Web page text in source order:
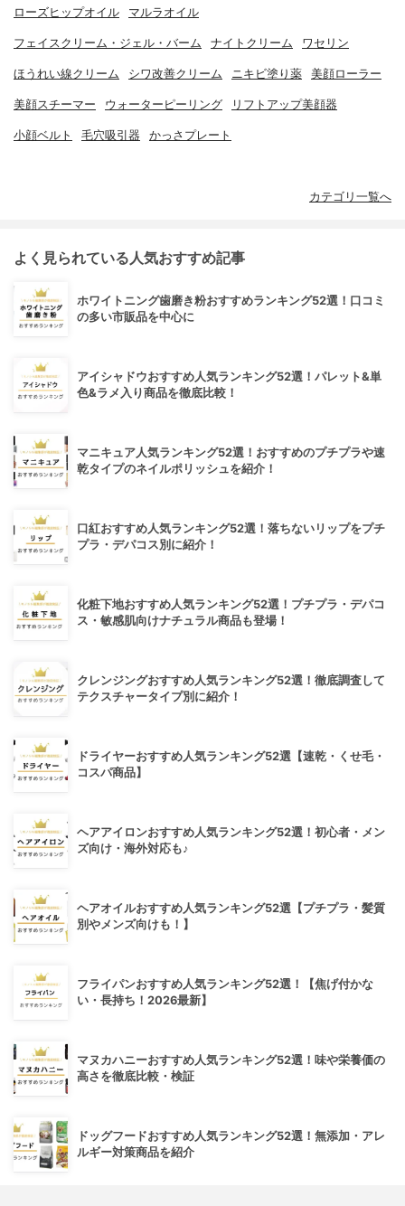
ローズヒップオイル マルラオイル
フェイスクリーム・ジェル・バーム ナイトクリーム ワセリン
ほうれい線クリーム シワ改善クリーム ニキビ塗り薬 美顔ローラー
美顔スチーマー ウォーターピーリング リフトアップ美顔器
小顔ベルト 毛穴吸引器 かっさプレート
カテゴリ一覧へ
よく見られている人気おすすめ記事
ホワイトニング歯磨き粉おすすめランキング52選！口コミ
の多い市販品を中心に
アイシャドウおすすめ人気ランキング52選！パレット&単
色&ラメ入り商品を徹底比較！
マニキュア人気ランキング52選！おすすめのプチプラや速
乾タイプのネイルポリッシュを紹介！
口紅おすすめ人気ランキング52選！落ちないリップをプチ
プラ・デパコス別に紹介！
化粧下地おすすめ人気ランキング52選！プチプラ・デパコ
ス・敏感肌向けナチュラル商品も登場！
クレンジングおすすめ人気ランキング52選！徹底調査して
テクスチャータイプ別に紹介！
ドライヤーおすすめ人気ランキング52選【速乾・くせ毛・
コスパ商品】
ヘアアイロンおすすめ人気ランキング52選！初心者・メン
ズ向け・海外対応も♪
ヘアオイルおすすめ人気ランキング52選【プチプラ・髪質
別やメンズ向けも！】
フライパンおすすめ人気ランキング52選！【焦げ付かな
い・長持ち！2026最新】
マヌカハニーおすすめ人気ランキング52選！味や栄養価の
高さを徹底比較・検証
ドッグフードおすすめ人気ランキング52選！無添加・アレ
ルギー対策商品を紹介